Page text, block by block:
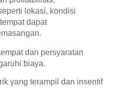
lokasi, kondisi
dapat
dan persyaratan
biaya.
yang terampil dan insentif